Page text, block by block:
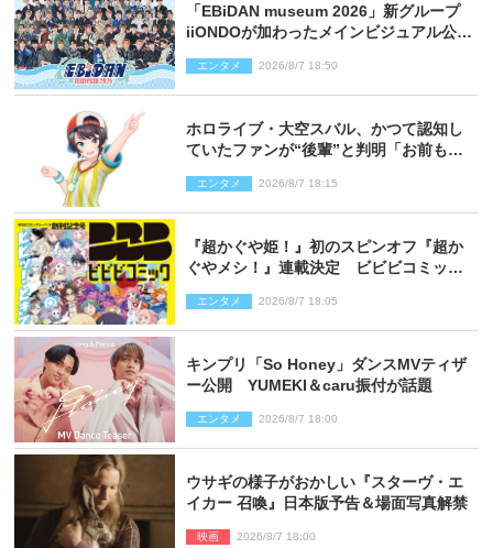
「EBiDAN museum 2026」新グループ
iiONDOが加わったメインビジュアル公
エンタメ 2026/8/7 18:50
ホロライブ・大空スバル、かつて認知し
ていたファンが“後輩”と判明「お前もし
エンタメ 2026/8/7 18:15
『超かぐや姫！』初のスピンオフ『超か
ぐやメシ！』連載決定 ビビビコミック
エンタメ 2026/8/7 18:05
キンプリ「So Honey」ダンスMVティザ
ー公開 YUMEKI＆caru振付が話題
エンタメ 2026/8/7 18:00
ウサギの様子がおかしい『スターヴ・エ
イカー 召喚』日本版予告＆場面写真解禁
映画 2026/8/7 18:00